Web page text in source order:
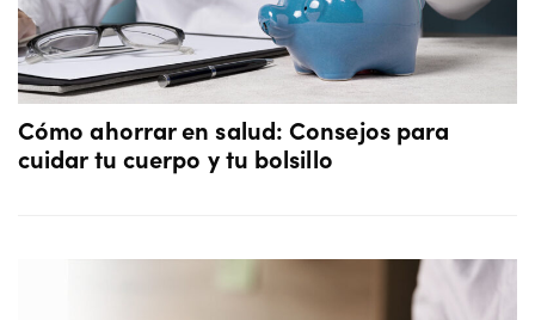
Cómo ahorrar en salud: Consejos para
cuidar tu cuerpo y tu bolsillo